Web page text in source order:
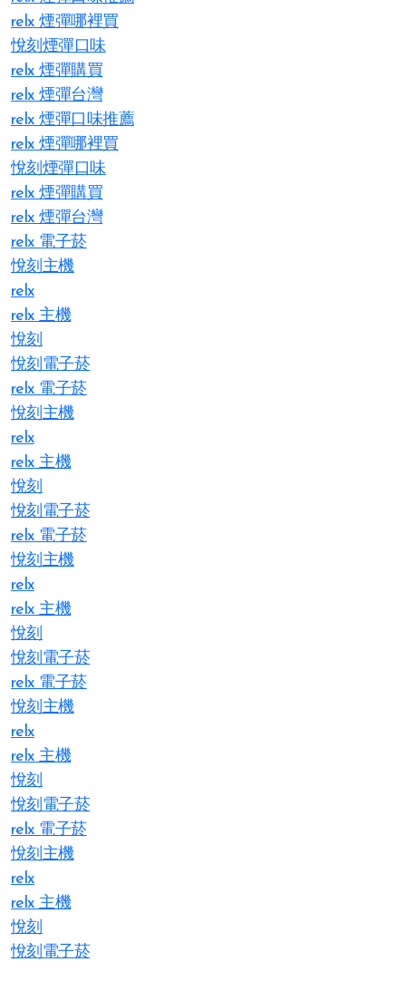
relx 煙彈哪裡買
悅刻煙彈口味
relx 煙彈購買
relx 煙彈台灣
relx 煙彈口味推薦
relx 煙彈哪裡買
悅刻煙彈口味
relx 煙彈購買
relx 煙彈台灣
relx 電子菸
悅刻主機
relx
relx 主機
悅刻
悅刻電子菸
relx 電子菸
悅刻主機
relx
relx 主機
悅刻
悅刻電子菸
relx 電子菸
悅刻主機
relx
relx 主機
悅刻
悅刻電子菸
relx 電子菸
悅刻主機
relx
relx 主機
悅刻
悅刻電子菸
relx 電子菸
悅刻主機
relx
relx 主機
悅刻
悅刻電子菸